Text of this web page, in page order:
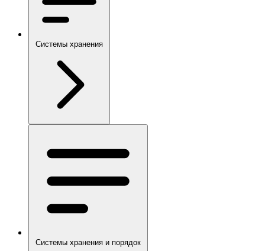
Системы хранения
Системы хранения и порядок